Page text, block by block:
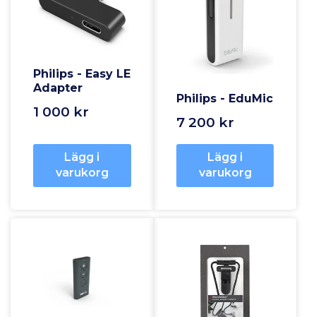
Philips - Easy LE
Adapter
1 000 kr
Lägg i
varukorg
Philips - EduMic
7 200 kr
Lägg i
varukorg